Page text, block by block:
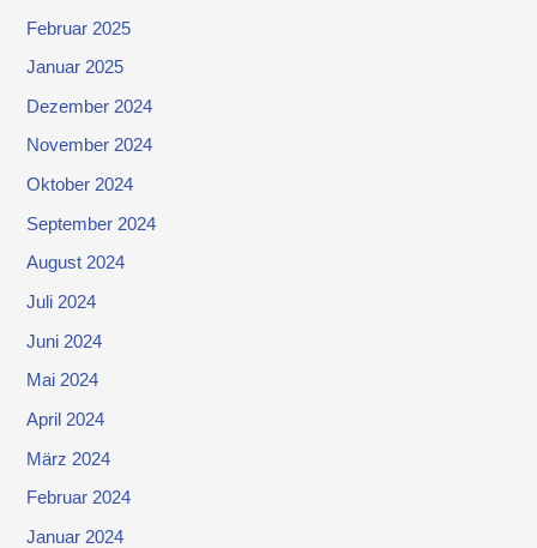
Februar 2025
Januar 2025
Dezember 2024
November 2024
Oktober 2024
September 2024
August 2024
Juli 2024
Juni 2024
Mai 2024
April 2024
März 2024
Februar 2024
Januar 2024